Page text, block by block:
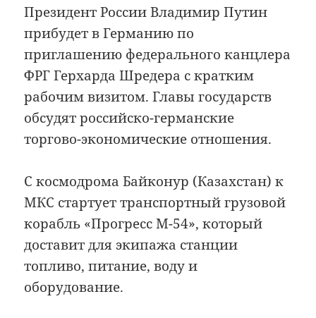
Президент России Владимир Путин
прибудет в Германию по
приглашению федерального канцлера
ФРГ Герхарда Шредера с кратким
рабочим визитом. Главы государств
обсудят российско-германские
торгово-экономические отношения.
С космодрома Байконур (Казахстан) к
МКС стартует транспортный грузовой
корабль «Прогресс М-54», который
доставит для экипажа станции
топливо, питание, воду и
оборудование.